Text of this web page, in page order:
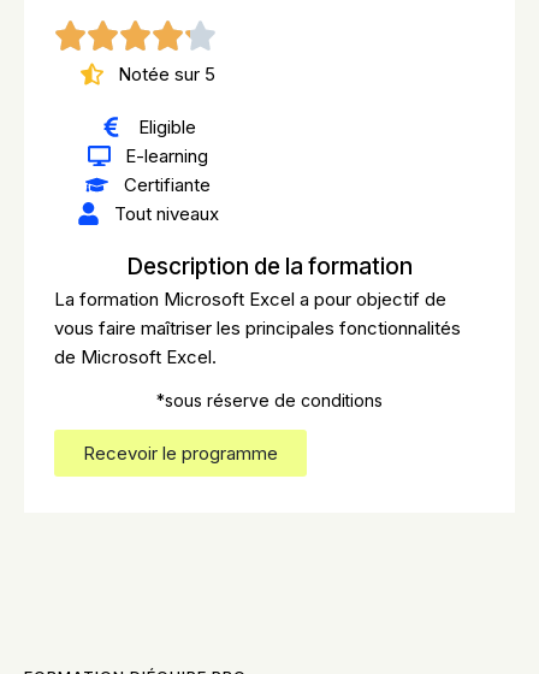
Notée sur 5
Eligible
E-learning
Certifiante
Tout niveaux
Description de la formation
La formation Microsoft Excel a pour objectif de
vous faire maîtriser les principales fonctionnalités
de Microsoft Excel.
*sous réserve de conditions
Recevoir le programme